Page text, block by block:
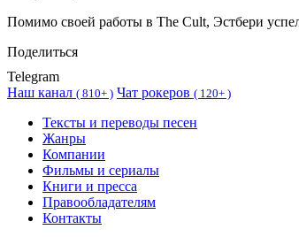
Помимо своей работы в The Cult, Эстбери
Поделиться
Telegram
Наш канал ( 810+ ) Чат рокеров ( 120+ )
Тексты и переводы песен
Жанры
Компании
Фильмы и сериалы
Книги и пресса
Правообладателям
Контакты